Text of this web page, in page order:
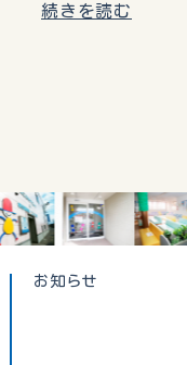
続きを読む
お知らせ